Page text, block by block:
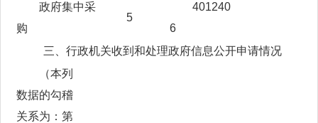
政府集中采
购
5
401240
6
三、行政机关收到和处理政府信息公开申请情况
（本列
数据的勾稽
关系为：第